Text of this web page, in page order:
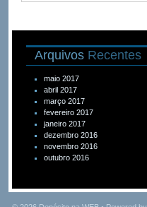
Arquivos Recentes
maio 2017
abril 2017
março 2017
fevereiro 2017
janeiro 2017
dezembro 2016
novembro 2016
outubro 2016